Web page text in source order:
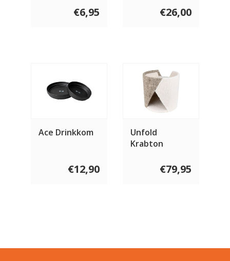
€6,95 €26,00
Ace Drinkkom
€12,90
Unfold
Krabton
€79,95